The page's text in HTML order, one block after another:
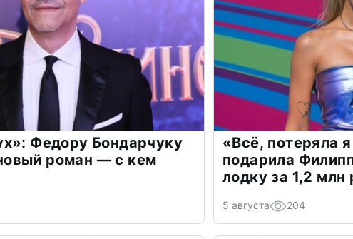
Федору Бондарчуку
роман — с кем
«Всё, потеряла
подарила
лодку за 1,2 млн
5 августа 204